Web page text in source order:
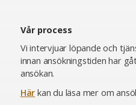
Vår process
Vi intervjuar löpande och
innan ansökningstiden har
ansökan.
Här kan du läsa mer om